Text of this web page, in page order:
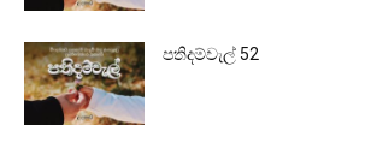
පතිදම්වැල් 52